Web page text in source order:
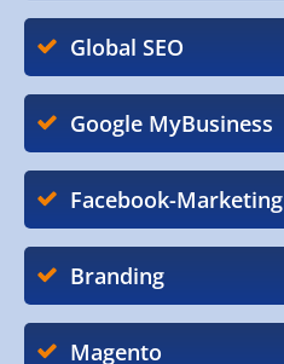
Global SEO
Google MyBusiness
Facebook-Marketing
Branding
Magento